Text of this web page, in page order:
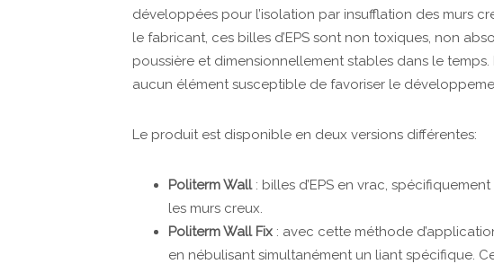
développées pour l’isolation par insufflation des murs
le fabricant, ces billes d’EPS sont non toxiques, non
poussière et dimensionnellement stables dans le
aucun élément susceptible de favoriser le
Le produit est disponible en deux versions différentes:
Politerm Wall: billes d’EPS en vrac,
les murs creux.
Politerm Wall Fix : avec cette méthode
en nébulisant simultanément un liant spécifique.